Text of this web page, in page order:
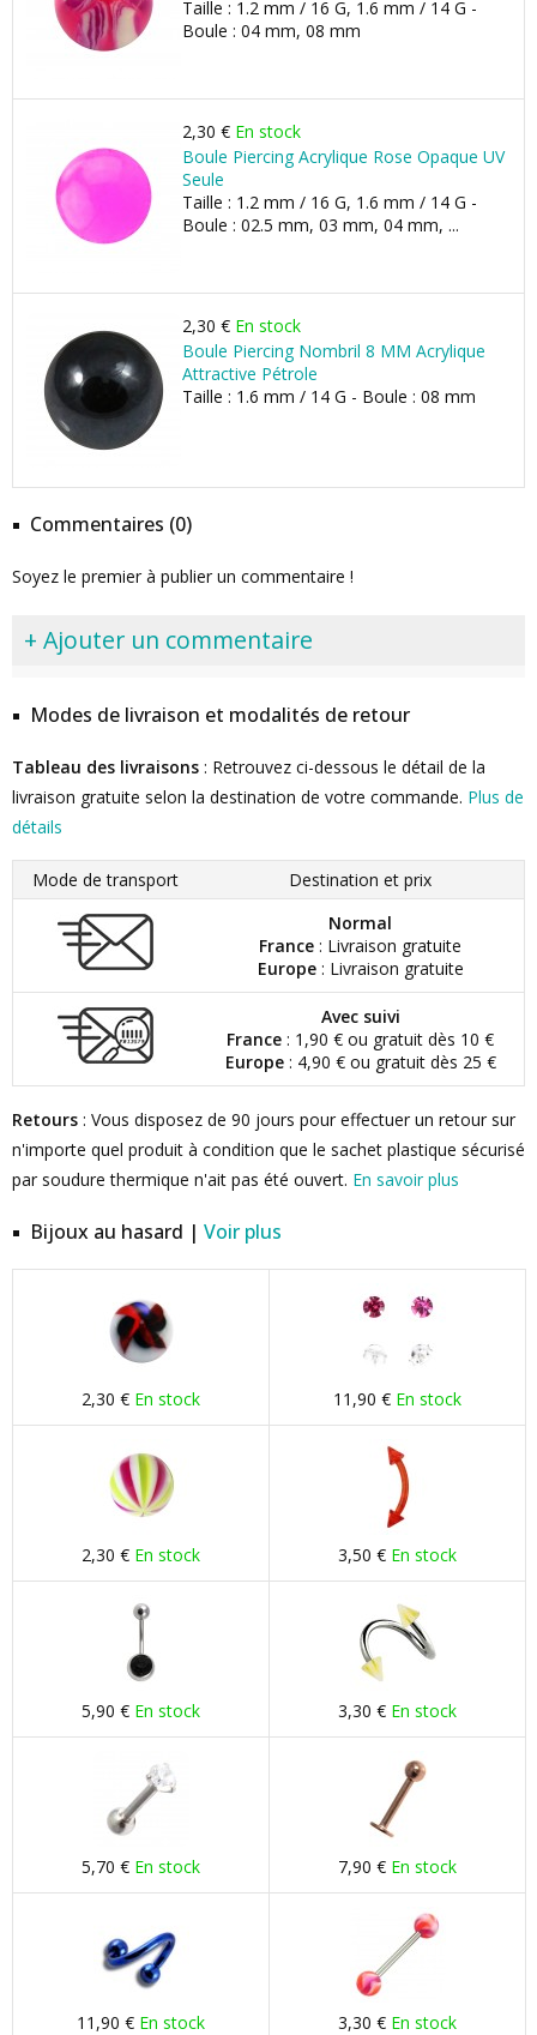
Taille : 1.2 mm / 16 G, 1.6 mm / 14 G -
Boule : 04 mm, 08 mm
2,30 € En stock
Boule Piercing Acrylique Rose Opaque UV
Seule
Taille : 1.2 mm / 16 G, 1.6 mm / 14 G -
Boule : 02.5 mm, 03 mm, 04 mm, ...
2,30 € En stock
Boule Piercing Nombril 8 MM Acrylique
Attractive Pétrole
Taille : 1.6 mm / 14 G - Boule : 08 mm
Commentaires (0)
Soyez le premier à publier un commentaire !
+ Ajouter un commentaire
Modes de livraison et modalités de retour
Tableau des livraisons : Retrouvez ci-dessous le détail de la
livraison gratuite selon la destination de votre commande. Plus de
détails
Mode de transport
Destination et prix
Normal
France : Livraison gratuite
Europe: Livraison gratuite
Avec suivi
France : 1,90 € ou gratuit dès 10 €
Europe: 4,90 € ou gratuit dès 25 €
Retours : Vous disposez de 90 jours pour effectuer un retour sur
n'importe quel produit à condition que le sachet plastique sécurisé
par soudure thermique n'ait pas été ouvert. En savoir plus
Bijoux au hasard | Voir plus
2,30 € En stock 11,90 € En stock
2,30 € En stock 3,50 € En stock
5,90 € En stock 3,30 € En stock
5,70 € En stock 7,90 € En stock
11,90 € En stock 3,30 € En stock